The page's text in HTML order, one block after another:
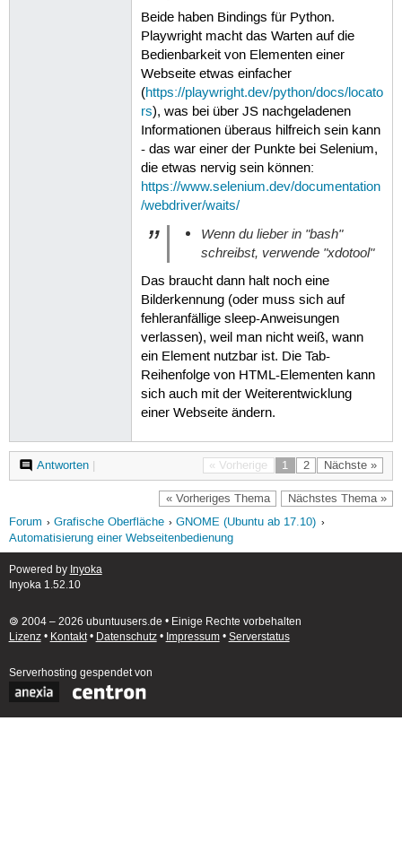
Beide haben Bindings für Python.
Playwright macht das Warten auf die
Bedienbarkeit von Elementen einer
Webseite etwas einfacher
(https://playwright.dev/python/docs/locato
rs), was bei über JS nachgeladenen
Informationen überaus hilfreich sein kann
- das war einer der Punkte bei Selenium,
die etwas nervig sein können:
https://www.selenium.dev/documentation
/webdriver/waits/
Wenn du lieber in "bash"
schreibst, verwende "xdotool"
Das braucht dann halt noch eine
Bilderkennung (oder muss sich auf
fehleranfällige sleep-Anweisungen
verlassen), weil man nicht weiß, wann
ein Element nutzbar ist. Die Tab-
Reihenfolge von HTML-Elementen kann
sich auch mit der Weiterentwicklung
einer Webseite ändern.
« Vorherige 1 2 Nächste »
Antworten|
« Vorheriges Thema Nächstes Thema »
Forum Grafische Oberfläche
GNOME (Ubuntu ab 17.10)
Automatisierung einer Webseitenbedienung
Powered by Inyoka
Inyoka 1.52.10
🄯 2004 – 2026 ubuntuusers.de • Einige Rechte vorbehalten
Lizenz• Kontakt• Datenschutz• Impressum• Serverstatus
Serverhosting gespendet von